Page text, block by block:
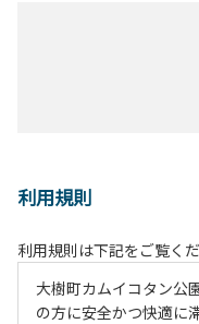
利用規則
利用規則は下記をご覧くだ
大樹町カムイコタン公
の方に安全かつ快適に